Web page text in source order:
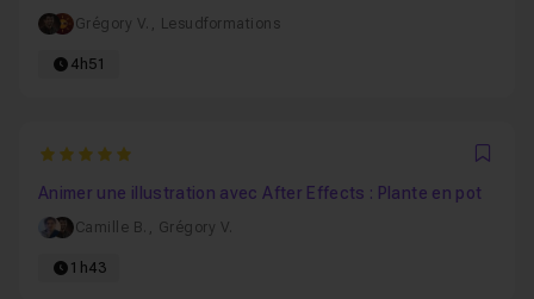
Grégory V. , Lesudformations
4h51
5
Animer une illustration avec After Effects : Plante en pot
Camille B. , Grégory V.
1h43